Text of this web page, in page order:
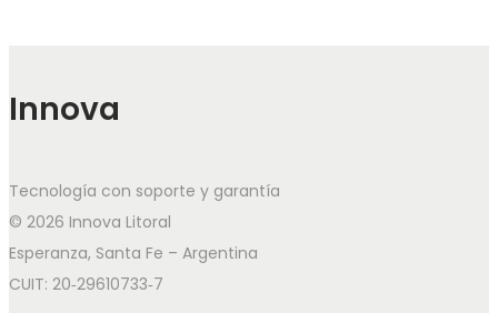
Innova
Tecnología con soporte y garantía
© 2026 Innova Litoral
Esperanza, Santa Fe – Argentina
CUIT: 20‑29610733‑7